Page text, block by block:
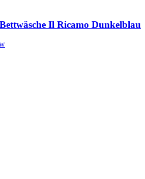
Il Ricamo Dunkelblau